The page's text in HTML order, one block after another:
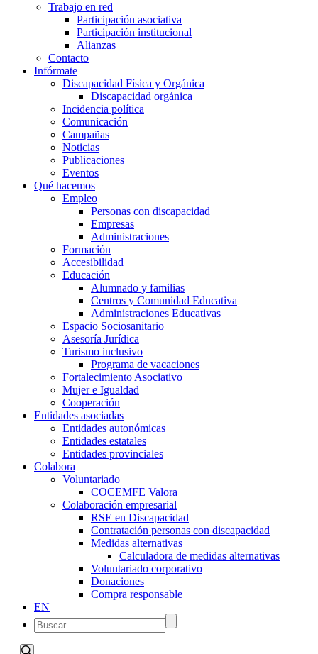
Trabajo en red
Participación asociativa
Participación institucional
Alianzas
Contacto
Infórmate
Discapacidad Física y Orgánica
Discapacidad orgánica
Incidencia política
Comunicación
Campañas
Noticias
Publicaciones
Eventos
Qué hacemos
Empleo
Personas con discapacidad
Empresas
Administraciones
Formación
Accesibilidad
Educación
Alumnado y familias
Centros y Comunidad Educativa
Administraciones Educativas
Espacio Sociosanitario
Asesoría Jurídica
Turismo inclusivo
Programa de vacaciones
Fortalecimiento Asociativo
Mujer e Igualdad
Cooperación
Entidades asociadas
Entidades autonómicas
Entidades estatales
Entidades provinciales
Colabora
Voluntariado
COCEMFE Valora
Colaboración empresarial
RSE en Discapacidad
Contratación personas con discapacidad
Medidas alternativas
Calculadora de medidas alternativas
Voluntariado corporativo
Donaciones
Compra responsable
EN